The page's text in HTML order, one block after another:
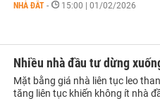
NHÀ ĐẤT - 15:00 | 01/02/2026
Nhiều nhà đầu tư dừng
Mặt bằng giá nhà liên tục leo
tăng liên tục khiến không ít nhà